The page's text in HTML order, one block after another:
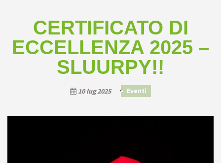
CERTIFICATO DI
ECCELLENZA 2025 –
SLUURPY!!
10 lug 2025 Eventi